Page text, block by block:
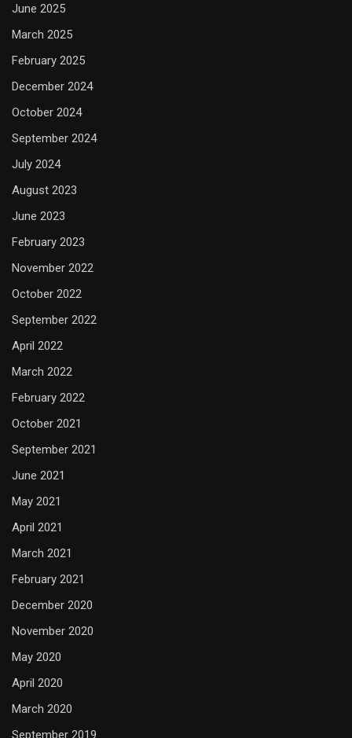
June 2025
March 2025
February 2025
December 2024
October 2024
September 2024
July 2024
August 2023
June 2023
February 2023
November 2022
October 2022
September 2022
April 2022
March 2022
February 2022
October 2021
September 2021
June 2021
May 2021
April 2021
March 2021
February 2021
December 2020
November 2020
May 2020
April 2020
March 2020
September 2019